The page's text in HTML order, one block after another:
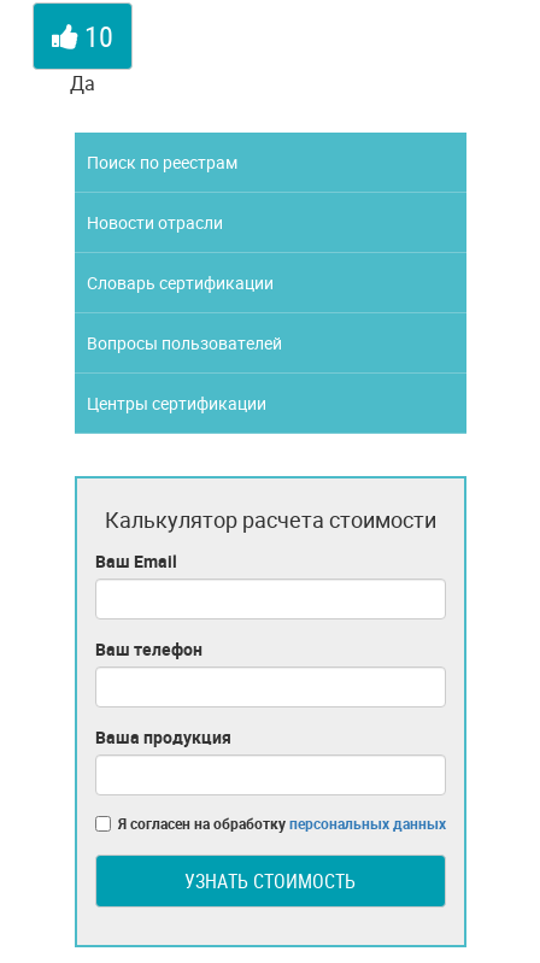
10
Да
Поиск по реестрам
Новости отрасли
Словарь сертификации
Вопросы пользователей
Центры сертификации
Калькулятор расчета стоимости
Ваш Email
Ваш телефон
Ваша продукция
Я согласен на обработкуперсональных данных
УЗНАТЬ СТОИМОСТЬ